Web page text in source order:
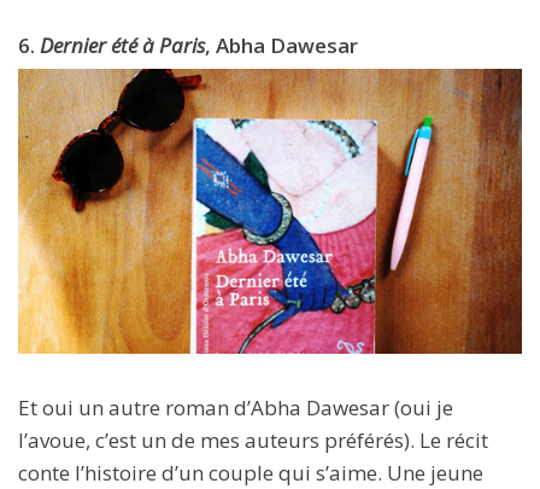
6. Dernier été à Paris, Abha Dawesar
Et oui un autre roman d’Abha Dawesar (oui je
l’avoue, c’est un de mes auteurs préférés). Le récit
conte l’histoire d’un couple qui s’aime. Une jeune